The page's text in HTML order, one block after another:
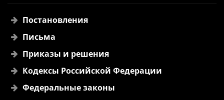
Постановления
Письма
Приказы и решения
Кодексы Российской Федерации
Федеральные законы